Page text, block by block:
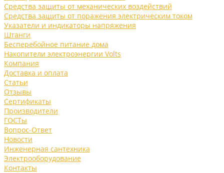
Средства защиты от механических воздействий
Средства защиты от поражения электрическим током
Указатели и индикаторы напряжения
Штанги
Бесперебойное питание дома
Накопители электроэнергии Volts
Компания
Доставка и оплата
Статьи
Отзывы
Сертификаты
Производители
ГОСТы
Вопрос-Ответ
Новости
Инженерная сантехника
Электрооборудование
Контакты